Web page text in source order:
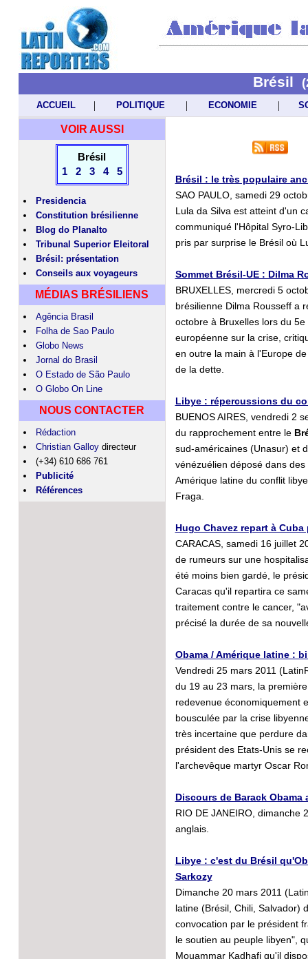
Brésil
ACCUEIL | POLITIQUE | ECONOMIE |
Brésil : le très populaire
SAO PAULO, samedi 29
Lula da Silva est atteint d'un
communiqué l'Hôpital Syro-
pris par surprise le Brésil où
Sommet Brésil-UE : Dilma
BRUXELLES, mercredi 5
brésilienne Dilma Rousseff a
octobre à Bruxelles lors du
européenne sur la crise,
en outre la main à l'Europe
de la dette.
Libye : répercussions du
BUENOS AIRES, vendredi 2
du rapprochement entre le
sud-américaines (Unasur) et
vénézuélien déposé dans
Amérique latine du conflit
Fraga.
Hugo Chavez repart à
CARACAS, samedi 16 juillet
de rumeurs sur une
été moins bien gardé, le
Caracas qu'il repartira ce
traitement contre le cancer,
précisé la durée de sa
Obama / Amérique latine :
Vendredi 25 mars 2011
du 19 au 23 mars, la
redevenue économiquement
bousculée par la crise
très incertaine que perdure
président des Etats-Unis se
l'archevêque martyr Oscar
Discours de Barack Obama
RIO DE JANEIRO, dimanche
anglais.
Libye : c'est du Brésil
Sarkozy
Dimanche 20 mars 2011
latine (Brésil, Chili, Salvador)
convocation par le président
le soutien au peuple libyen",
Mouammar Kadhafi qu'il
VOIR AUSSI
Brésil
1
2 3 4 5
Presidencia
Constitution brésilienne
Blog do Planalto
Tribunal Superior Eleitoral
Brésil: présentation
Conseils aux voyageurs
MÉDIAS BRÉSILIENS
Agência Brasil
Folha de Sao Paulo
Globo News
Jornal do Brasil
O Estado de São Paulo
O Globo On Line
NOUS CONTACTER
Rédaction
Christian Galloydirecteur
(+34) 610 686 761
Publicité
Références